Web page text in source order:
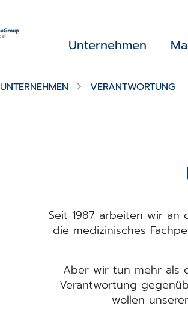
Unternehmen
UNTERNEHMEN VERANTWORTUNG
Seit 1987 arbeiten wir an
die medizinisches
Aber wir tun mehr als
Verantwortung
wollen